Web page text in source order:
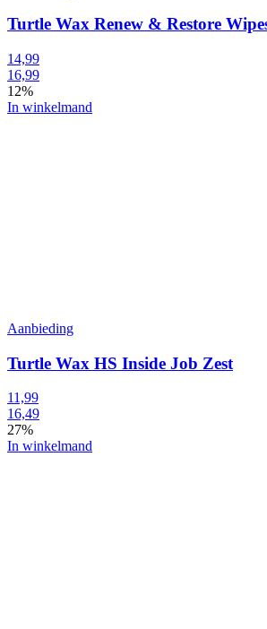
Turtle Wax Renew & Restore
14,99
16,99
12%
In winkelmand
Aanbieding
Turtle Wax HS Inside Job Zest
11,99
16,49
27%
In winkelmand